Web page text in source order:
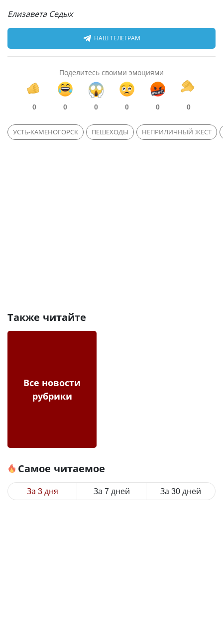
Елизавета Седых
НАШ ТЕЛЕГРАМ
Поделитесь своими эмоциями
0 0 0 0 0 0
УСТЬ-КАМЕНОГОРСК ПЕШЕХОДЫ НЕПРИЛИЧНЫЙ ЖЕСТ
Также читайте
Все новости
рубрики
Самое читаемое
За 3 дня За 7 дней За 30 дней